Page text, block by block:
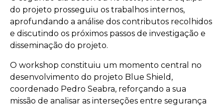
do projeto prosseguiu os trabalhos internos,
aprofundando a análise dos contributos recolhidos
e discutindo os próximos passos de investigação e
disseminação do projeto.
O workshop constituiu um momento central no
desenvolvimento do projeto Blue Shield,
coordenado Pedro Seabra, reforçando a sua
missão de analisar as interseções entre segurança